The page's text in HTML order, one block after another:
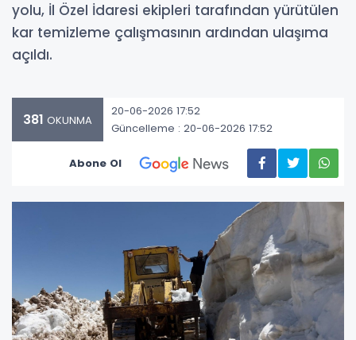
yolu, İl Özel İdaresi ekipleri tarafından yürütülen
kar temizleme çalışmasının ardından ulaşıma
açıldı.
381 OKUNMA
20-06-2026 17:52
Güncelleme : 20-06-2026 17:52
Abone Ol